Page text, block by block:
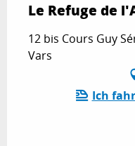
Le Refuge de
12 bis Cours Guy
Vars
Ich